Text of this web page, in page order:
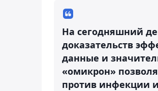
На сегодняшний
доказательств
данные и
«омикрон»
против инфекции